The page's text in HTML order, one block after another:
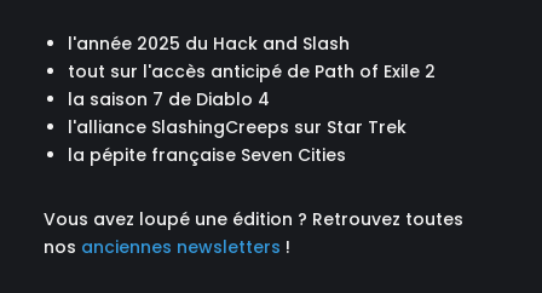
l'année 2025 du Hack and Slash
tout sur l'accès anticipé de Path of Exile 2
la saison 7 de Diablo 4
l'alliance SlashingCreeps sur Star Trek
la pépite française Seven Cities
Vous avez loupé une édition ? Retrouvez toutes
nos anciennes newsletters !